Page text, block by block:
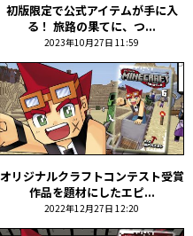
初版限定で公式アイテムが手に入
る！ 旅路の果てに、つ...
2023年10月27日 11:59
オリジナルクラフトコンテスト受賞
作品を題材にしたエピ...
2022年12月27日 12:20